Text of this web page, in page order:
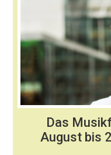
Das
August bis